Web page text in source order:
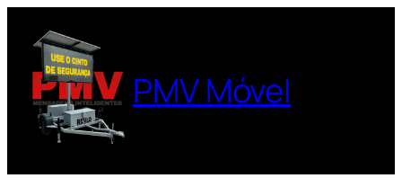
para
conteúdo
PMV Móvel